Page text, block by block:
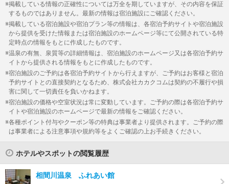
掲載している情報の正確性については万全を期していますが、その内容を保証
するものではありません。最新の情報は宿泊施設にご確認ください。
掲載している宿泊施設や宿泊プラン等の情報は、各宿泊予約サイトや宿泊施設
から提供を受けた情報または宿泊施設のホームページ等にて公開されている特
定時点の情報をもとに作成したものです。
温泉の有無、泉質等の詳細情報は、宿泊施設のホームページ又は各宿泊予約サ
イトから提供される情報をもとに作成したものです。
宿泊施設のご予約は各宿泊予約サイトから行えますが、ご予約はお客様と宿泊
予約サイトとの直接契約となるため、株式会社カカクコムは契約の不履行や損
害に関して一切責任を負いかねます。
宿泊施設の価格や空室状況は常に変動しています。ご予約の際は各宿泊予約サ
イトや宿泊施設のホームページで最新の情報をご確認ください。
各種ポイント付与やクーポン等の特典は事業者より提供されます。ご予約の際
は事業者による注意事項や規約等をよくご確認の上お手続きください。
ホテルやスポットの閲覧履歴
相間川温泉 ふれあい館